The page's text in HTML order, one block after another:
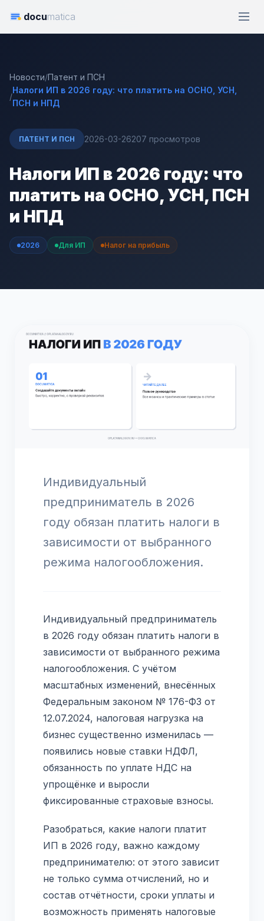
documatica
Новости/Патент и ПСН
/
Налоги ИП в 2026 году: что платить на ОСНО, УСН,
ПСН и НПД
ПАТЕНТ И ПСН 2026-03-26207 просмотров
Налоги ИП в 2026 году: что
платить на ОСНО, УСН, ПСН
и НПД
2026 Для ИП Налог на прибыль
Индивидуальный
предприниматель в 2026
году обязан платить налоги в
зависимости от выбранного
режима налогообложения.
Индивидуальный предприниматель
в 2026 году обязан платить налоги в
зависимости от выбранного режима
налогообложения. С учётом
масштабных изменений, внесённых
Федеральным законом № 176-ФЗ от
12.07.2024, налоговая нагрузка на
бизнес существенно изменилась —
появились новые ставки НДФЛ,
обязанность по уплате НДС на
упрощёнке и выросли
фиксированные страховые взносы.
Разобраться, какие налоги платит
ИП в 2026 году, важно каждому
предпринимателю: от этого зависит
не только сумма отчислений, но и
состав отчётности, сроки уплаты и
возможность применять налоговые